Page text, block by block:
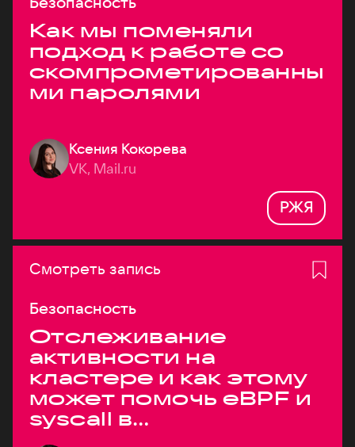
Как мы поменяли
подход к работе со
скомпрометированны
ми паролями
Ксения Кокорева
VK, Mail.ru
РЖЯ
Смотреть запись
Безопасность
Отслеживание
активности на
кластере и как этому
может помочь eBPF и
syscall в
высоконагруженных